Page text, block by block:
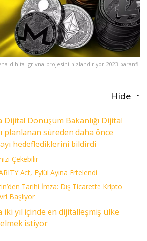
dihital-grivna-projesini-hizlandiriyor-2023-paranfil
Hide
Dijital Dönüşüm Bakanlığı Dijital
planlanan süreden daha önce
hedeflediklerini bildirdi
Çekebilir
Act, Eylül Ayına Ertelendi
Tarihi İmza: Dış Ticarette Kripto
Başlıyor
iki yıl içinde en dijitalleşmiş ülke
istiyor